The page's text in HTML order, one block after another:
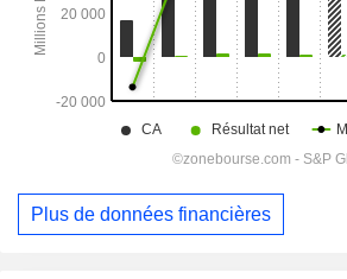
Plus de données financières